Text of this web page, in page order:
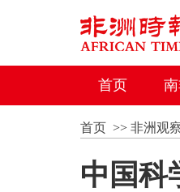
首页
首页>> 非洲观
中国科